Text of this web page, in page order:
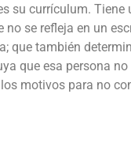
su currículum.
no se refleja en un
que también
que esa persona
motivos para no